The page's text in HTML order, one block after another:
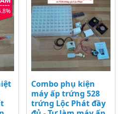
Combo phụ kiện
máy ấp trứng 528
trứng Lộc Phát đầy